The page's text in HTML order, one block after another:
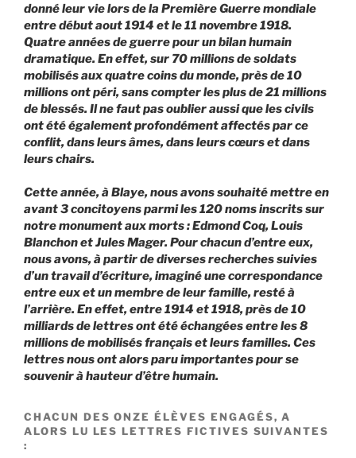
donné leur vie lors de la Première Guerre mondiale
entre début aout 1914 et le 11 novembre 1918.
Quatre années de guerre pour un bilan humain
dramatique. En effet, sur 70 millions de soldats
mobilisés aux quatre coins du monde, près de 10
millions ont péri, sans compter les plus de 21 millions
de blessés. Il ne faut pas oublier aussi que les civils
ont été également profondément affectés par ce
conflit, dans leurs âmes, dans leurs cœurs et dans
leurs chairs.
Cette année, à Blaye, nous avons souhaité mettre en
avant 3 concitoyens parmi les 120 noms inscrits sur
notre monument aux morts : Edmond Coq, Louis
Blanchon et Jules Mager. Pour chacun d’entre eux,
nous avons, à partir de diverses recherches suivies
d’un travail d’écriture, imaginé une correspondance
entre eux et un membre de leur famille, resté à
l’arrière. En effet, entre 1914 et 1918, près de 10
milliards de lettres ont été échangées entre les 8
millions de mobilisés français et leurs familles. Ces
lettres nous ont alors paru importantes pour se
souvenir à hauteur d’être humain.
CHACUN DES ONZE ÉLÈVES ENGAGÉS, A
ALORS LU LES LETTRES FICTIVES SUIVANTES
: